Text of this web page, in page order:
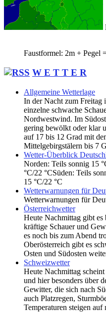
Faustformel: 2m + Pegel
W E T T E R
Allgemeine Wetterlage
In der Nacht zum
einzelne schwache
Nordwestwind. Im
gering bewölkt oder klar
auf 17 bis 12 Grad mit
Mittelgebirgstälern bis 7
Wetter-Überblick
Norden: Teils sonnig 15
°C/22 °CSüden: Teils
15 °C/22 °C
Wetterwarnungen für
Wetterwarnungen für
Österreichwetter
Heute Nachmittag gibt es
kräftige Schauer und
es noch bis zum Abend
Oberösterreich gibt es
Osten und Südosten
Schweizwetter
Heute Nachmittag
und hier besonders über
Gewitter, die sich nach
auch Platzregen,
Temperaturen steigen